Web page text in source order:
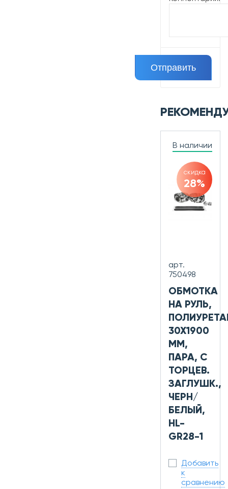
В наличии
скидка
28%
арт.
750498
ОБМОТКА
НА РУЛЬ,
30Х1900
ММ,
ПАРА, С
ТОРЦЕВ.
ЗАГЛУШК.,
ЧЕРН/
БЕЛЫЙ,
HL-
GR28-1
Добавить
к
сравнению